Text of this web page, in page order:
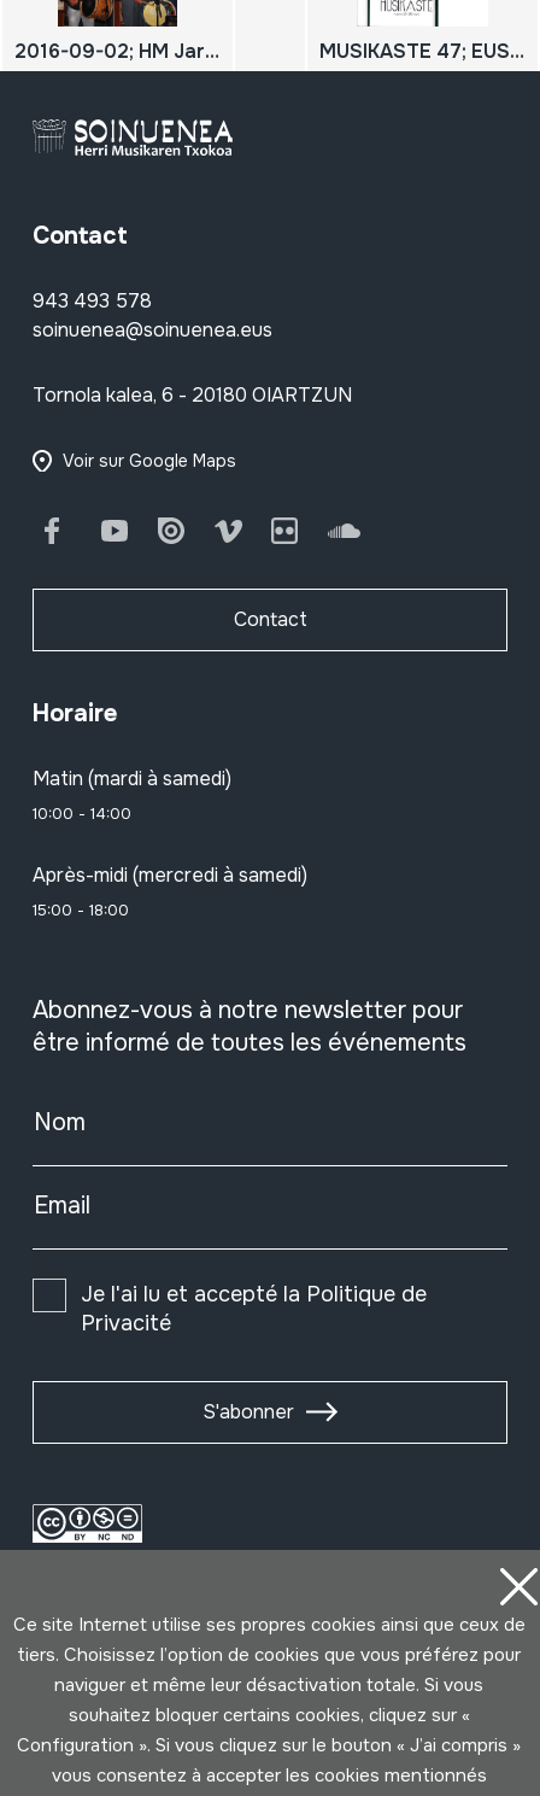
2016-09-02; HM Jardunaldiak; Oiartzun; Kontzertua; Europar danbolinteroen hiru eredu; Soinuenea; Txistulariak eta danbolinteroak; Euskal Herria; Portugal; Gaztela eta Leon; Aitor Arozena; Araitz Arozena; Angelo Arribas; Manuel Pérez; DIGITALA MUSIKASTE 47; EUSKAL MUSIKAREN ASTEA; ERRENTERIA 2019; SEMANA DE LA MÚSICA VASCA
Contact
943 493 578
soinuenea@soinuenea.eus
Tornola kalea, 6 - 20180 OIARTZUN
Voir sur Google Maps
FacebookYoutube Issuu Vimeo Flickr SoundCloud
Contact
Horaire
Matin (mardi à samedi)
10:00 - 14:00
Après-midi (mercredi à samedi)
15:00 - 18:00
Abonnez-vous à notre newsletter pour
être informé de toutes les événements
Nom
Email
Je l'ai lu et accepté la Politique de
Privacité
S'abonner
Conditions d'Utilisation
Politique de Privacité
Cookies politique
Ce site Internet utilise ses propres cookies ainsi que ceux de
tiers. Choisissez l’option de cookies que vous préférez pour
naviguer et même leur désactivation totale. Si vous
souhaitez bloquer certains cookies, cliquez sur «
Configuration ». Si vous cliquez sur le bouton « J’ai compris »
vous consentez à accepter les cookies mentionnés